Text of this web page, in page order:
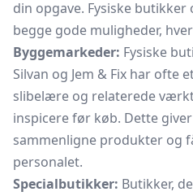
din opgave. Fysiske
begge gode muligheder,
Byggemarkeder: Fysiske
Silvan og Jem & Fix har ofte
slibelære og relaterede
inspicere før køb. Dette
sammenligne produkter og
personalet.
Specialbutikker: Butikker,